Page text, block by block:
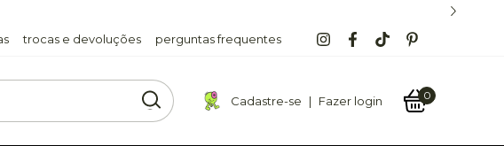
trocas e devoluções perguntas frequentes
Cadastre-se | Fazer login 0